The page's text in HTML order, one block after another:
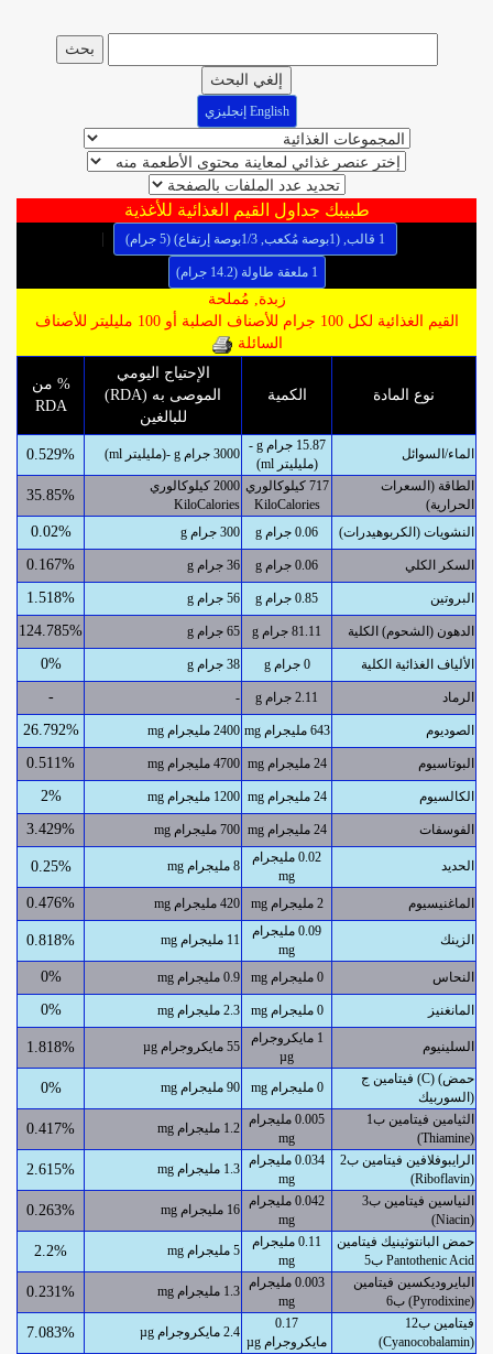
إلغي البحث
English إنجليزي
طبيبك جداول القيم الغذائية للأغذية
1 قالب, (1بوصة مُكعب, 1/3بوصة إرتفاع) (5 جرام) |
1 ملعقة طاولة (14.2 جرام)
زبدة, مُملحة
القيم الغذائية لكل 100 جرام للأصناف الصلبة أو 100 مليليتر للأصناف
السائلة
نوع المادة الكمية
الإحتياج اليومي
الموصى به (RDA)
للبالغين
% من
RDA
الماء/السوائل
15.87 جرام g -
(مليليتر ml)
3000 جرام g -(مليليتر ml) 0.529%
الطاقة (السعرات
الحرارية)
717 كيلوكالوري
KiloCalories
2000 كيلوكالوري
KiloCalories
35.85%
النشويات (الكربوهيدرات) 0.06 جرام g 300 جرام g 0.02%
السكر الكلي 0.06 جرام g 36 جرام g 0.167%
البروتين 0.85 جرام g 56 جرام g 1.518%
الدهون (الشحوم) الكلية 81.11 جرام g 65 جرام g 124.785%
الألياف الغذائية الكلية 0 جرام g 38 جرام g 0%
الرماد 2.11 جرام g -
-
الصوديوم 643 مليجرام mg 2400 مليجرام mg 26.792%
البوتاسيوم 24 مليجرام mg 4700 مليجرام mg 0.511%
الكالسيوم 24 مليجرام mg 1200 مليجرام mg 2%
الفوسفات 24 مليجرام mg 700 مليجرام mg 3.429%
الحديد
0.02 مليجرام
mg
8 مليجرام mg 0.25%
الماغنيسيوم 2 مليجرام mg 420 مليجرام mg 0.476%
الزينك
0.09 مليجرام
mg
11 مليجرام mg 0.818%
النحاس 0 مليجرام mg 0.9 مليجرام mg 0%
المانغنيز 0 مليجرام mg 2.3 مليجرام mg 0%
السلينيوم
1 مايكروجرام
µg
55 مايكروجرام µg 1.818%
فيتامين ج (C) (حمض
السوربيك)
0 مليجرام mg 90 مليجرام mg 0%
الثيامين فيتامين ب1
(Thiamine)
0.005 مليجرام
mg
1.2 مليجرام mg 0.417%
الرايبوفلافين فيتامين ب2
(Riboflavin)
0.034 مليجرام
mg
1.3 مليجرام mg 2.615%
النياسين فيتامين ب3
(Niacin)
0.042 مليجرام
mg
16 مليجرام mg 0.263%
حمض البانتوثينيك فيتامين
ب5 Pantothenic Acid
0.11 مليجرام
mg
5 مليجرام mg 2.2%
البايروديكسين فيتامين
ب6 (Pyrodixine)
0.003 مليجرام
mg
1.3 مليجرام mg 0.231%
فيتامين ب12
(Cyanocobalamin)
0.17
مايكروجرام µg
2.4 مايكروجرام µg 7.083%